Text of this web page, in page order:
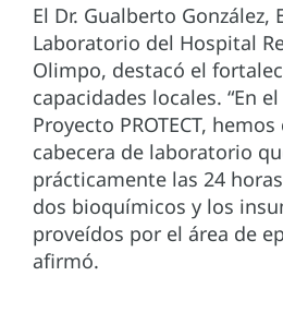
El Dr. Gualberto González,
Laboratorio del Hospital
Olimpo, destacó el
capacidades locales. “En
Proyecto PROTECT,
cabecera de laboratorio
prácticamente las 24
dos bioquímicos y los
proveídos por el área de
afirmó.